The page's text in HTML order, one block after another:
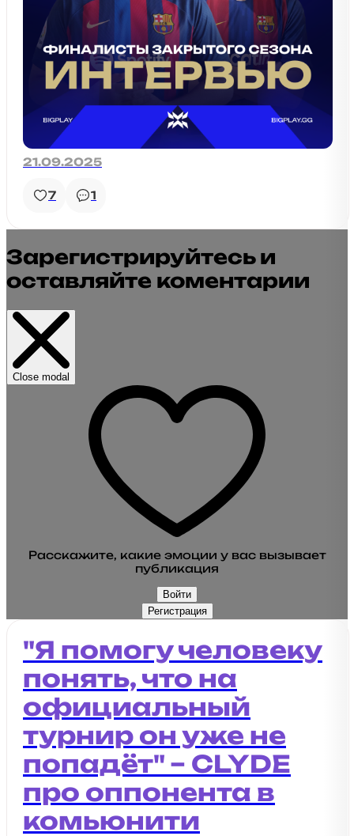
21.09.2025
7 1
Зарегистрируйтесь и
оставляйте коментарии
Close modal
Расскажите, какие эмоции у вас вызывает
публикация
Войти
Регистрация
"Я помогу человеку
понять, что на
официальный
турнир он уже не
попадёт" – CLYDE
про оппонента в
комьюнити